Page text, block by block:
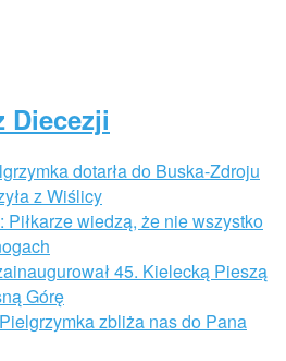
Diecezji
dotarła do Buska-Zdroju
z Wiślicy
Piłkarze wiedzą, że nie wszystko
45. Kielecką Pieszą
Górę
zbliża nas do Pana